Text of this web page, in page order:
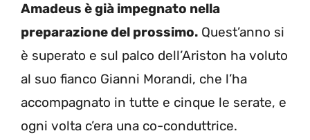
Amadeus è già impegnato nella
preparazione del prossimo. Quest’anno si
è superato e sul palco dell’Ariston ha voluto
al suo fianco Gianni Morandi, che l’ha
accompagnato in tutte e cinque le serate, e
ogni volta c’era una co-conduttrice.